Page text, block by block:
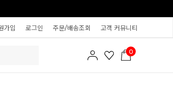
가입 로그인 주문/배송조회 고객 커뮤니티
0